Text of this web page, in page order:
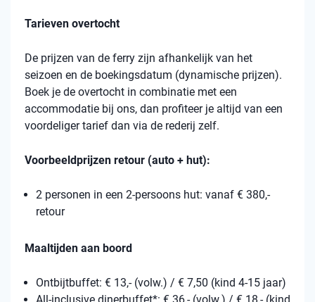
Tarieven overtocht
De prijzen van de ferry zijn afhankelijk van het
seizoen en de boekingsdatum (dynamische prijzen).
Boek je de overtocht in combinatie met een
accommodatie bij ons, dan profiteer je altijd van een
voordeliger tarief dan via de rederij zelf.
Voorbeeldprijzen retour (auto + hut):
2 personen in een 2-persoons hut: vanaf € 380,-
retour
Maaltijden aan boord
Ontbijtbuffet: € 13,- (volw.) / € 7,50 (kind 4-15 jaar)
All-inclusive dinerbuffet*: € 36,- (volw.) / € 18,- (kind